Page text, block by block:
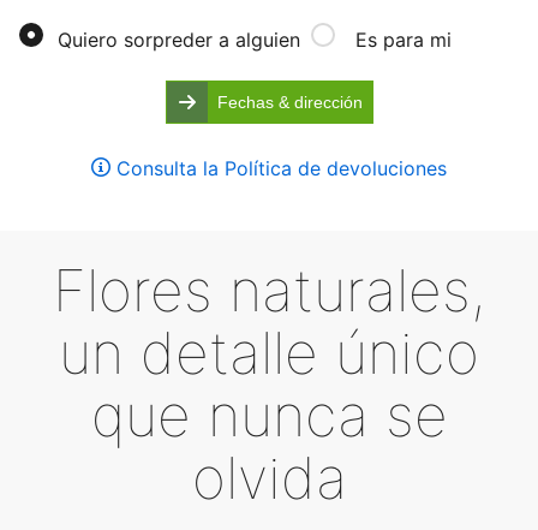
Quiero sorpreder a alguien Es para mi
Fechas & dirección
Consulta la Política de devoluciones
Flores naturales,
un detalle único
que nunca se
olvida